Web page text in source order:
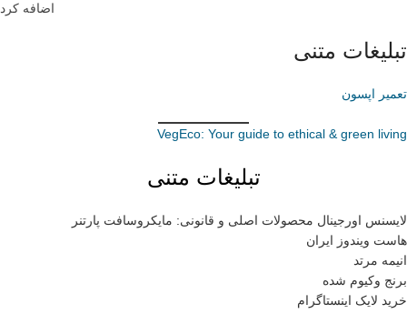
اضافه کرد
تبلیغات متنی
تعمیر اپسون
VegEco: Your guide to ethical & green living
تبلیغات متنی
لایسنس اورجینال محصولات اصلی و قانونی: مایکروسافت پارتنر
هاست ویندوز ایران
انیمه مرتد
برنج وکیوم شده
خرید لایک اینستاگرام